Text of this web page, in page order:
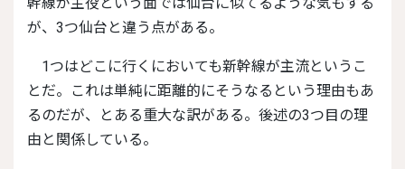
が、3つ仙台と違う点がある。
1つはどこに行くにおいても新幹線が主流というこ
とだ。これは単純に距離的にそうなるという理由もあ
るのだが、とある重大な訳がある。後述の3つ目の理
由と関係している。